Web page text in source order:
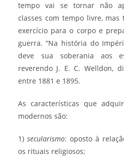
tempo vai se tornar não
classes com tempo livre,
exercício para o corpo e
guerra. “Na história do
deve sua soberania aos
reverendo J. E. C. Welldon,
entre 1881 e 1895.
As características que
modernos são:
1) secularismo: oposto à
os rituais religiosos;